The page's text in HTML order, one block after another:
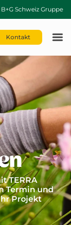
B+G Schweiz Gruppe
Kontakt
TERRA
Termin und
Projekt